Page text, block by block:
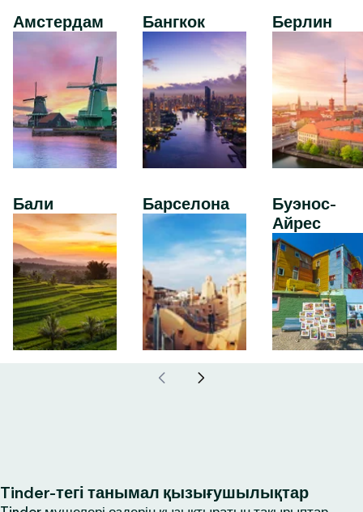
Амстердам
Бали
Бангкок
Барселона
Берлин
Буэнос-
Айрес
Tinder-тегі танымал қызығушылықтар